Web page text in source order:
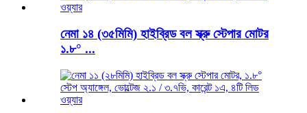
নেমা ১৪ (৩৫মিমি) হাইব্রিড বল স্ক্রু স্টেপার মোটর
১.৮° ...